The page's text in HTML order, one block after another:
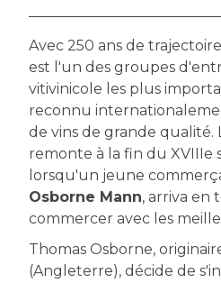
Avec 250 ans de
est l'un des groupes
vitivinicole les plus
reconnu
de vins de grande qualité.
remonte à la fin du XVIIIe
lorsqu'un jeune
Osborne Mann, arriva en
commercer avec les
Thomas Osborne,
(Angleterre), décide de